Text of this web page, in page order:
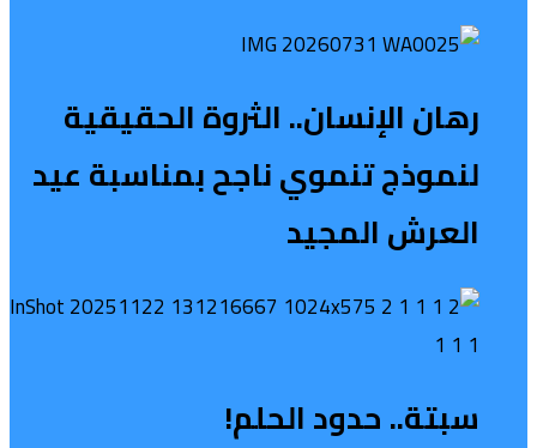
رهان الإنسان.. الثروة الحقيقية
لنموذج تنموي ناجح بمناسبة عيد
العرش المجيد
سبتة.. حدود الحلم!